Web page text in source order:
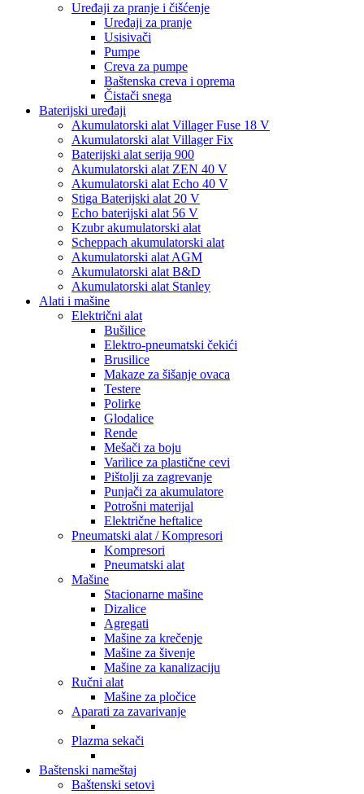
Uređaji za pranje i čišćenje
Uređaji za pranje
Usisivači
Pumpe
Creva za pumpe
Baštenska creva i oprema
Čistači snega
Baterijski uređaji
Akumulatorski alat Villager Fuse 18 V
Akumulatorski alat Villager Fix
Baterijski alat serija 900
Akumulatorski alat ZEN 40 V
Akumulatorski alat Echo 40 V
Stiga Baterijski alat 20 V
Echo baterijski alat 56 V
Kzubr akumulatorski alat
Scheppach akumulatorski alat
Akumulatorski alat AGM
Akumulatorski alat B&D
Akumulatorski alat Stanley
Alati i mašine
Električni alat
Bušilice
Elektro-pneumatski čekići
Brusilice
Makaze za šišanje ovaca
Testere
Polirke
Glodalice
Rende
Mešači za boju
Varilice za plastične cevi
Pištolji za zagrevanje
Punjači za akumulatore
Potrošni materijal
Električne heftalice
Pneumatski alat / Kompresori
Kompresori
Pneumatski alat
Mašine
Stacionarne mašine
Dizalice
Agregati
Mašine za krečenje
Mašine za šivenje
Mašine za kanalizaciju
Ručni alat
Mašine za pločice
Aparati za zavarivanje
Plazma sekači
Baštenski nameštaj
Baštenski setovi